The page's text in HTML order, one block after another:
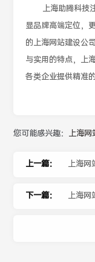
上海助腾科技
显品牌高端定位，
的上海网站建设公
与实用的特点，上
各类企业提供精准
您可能感兴趣： 上海网
上一篇： 上海网
下一篇： 上海网